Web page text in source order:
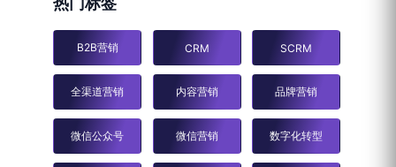
B2B营销 CRM SCRM
全渠道营销 内容营销 品牌营销
微信公众号 微信营销 数字化转型